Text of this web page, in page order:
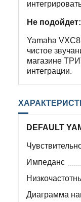
Не подойдет:
Yamaha
чистое
магазине
интеграции.
DEFAULT
Импеданс
Диаграмма